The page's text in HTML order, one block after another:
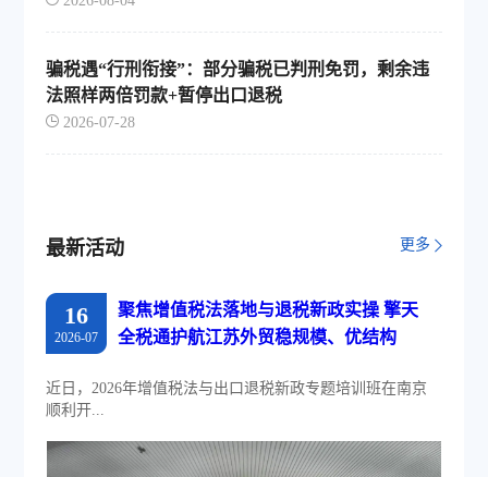
骗税遇“行刑衔接”：部分骗税已判刑免罚，剩余违
法照样两倍罚款+暂停出口退税
2026-07-28
最新活动 更多
16
2026-07
聚焦增值税法落地与退税新政实操 擎天
全税通护航江苏外贸稳规模、优结构
近日，2026年增值税法与出口退税新政专题培训班在南京
顺利开...